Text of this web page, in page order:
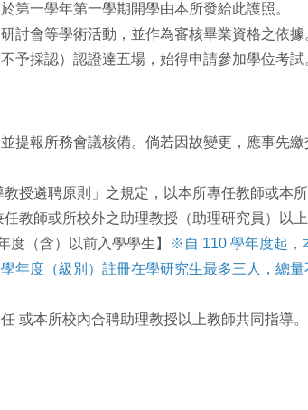
第一學年第一學期開學由本所發給此護照。
討會等學術活動，並作為審核畢業資格之依據
予採認）認證達五場，始得申請參加學位考試
提報所務會議核備。倘若因故變更，應事先
授遴聘原則」之規定，以本所專任教師或本
教師或所校外之助理教授（助理研究員）以
（含）以前入學學生】
※自 110 學年度起，
年度（級別）註冊在學研究生最多三人，總
或本所校內合聘助理教授以上教師共同指導